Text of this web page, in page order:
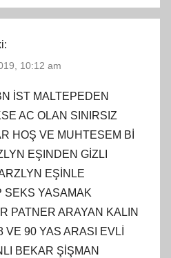
10:12 am
İST MALTEPEDEN
AC OLAN SINIRSIZ
HOŞ VE MUHTESEM Bİ
EŞINDEN GİZLI
EŞİNLE
SEKS YASAMAK
PATNER ARAYAN KALIN
90 YAS ARASI EVLİ
BEKAR ŞİŞMAN